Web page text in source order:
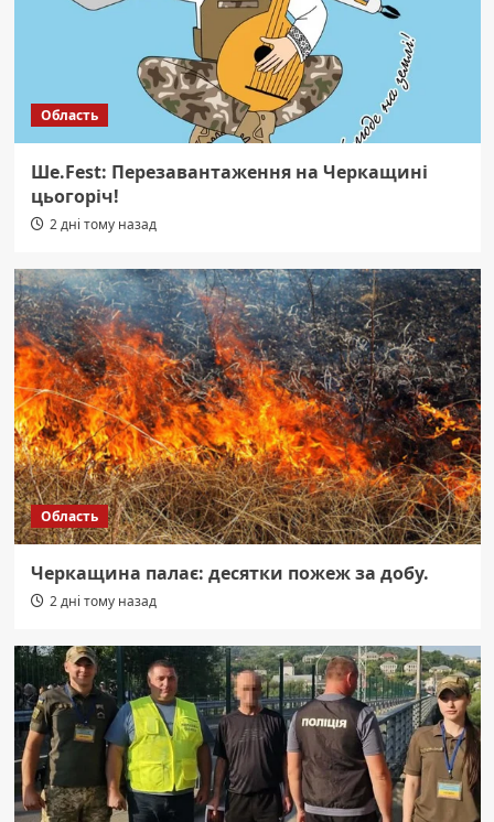
Область
Ше.Fest: Перезавантаження на Черкащині
цьогоріч!
2 дні тому назад
Область
Черкащина палає: десятки пожеж за добу.
2 дні тому назад